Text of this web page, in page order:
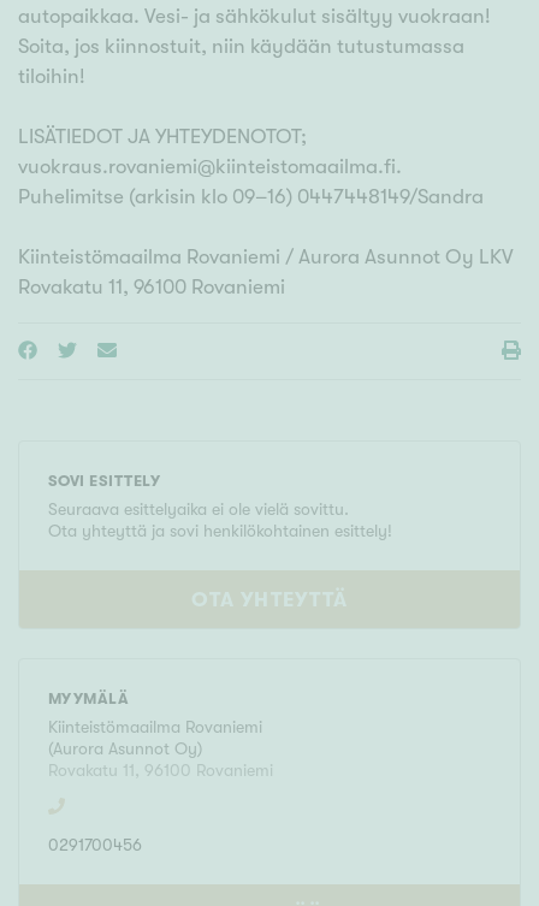
autopaikkaa. Vesi- ja sähkökulut sisältyy vuokraan!
Soita, jos kiinnostuit, niin käydään tutustumassa
tiloihin!
LISÄTIEDOT JA YHTEYDENOTOT;
vuokraus.rovaniemi@kiinteistomaailma.fi.
Puhelimitse (arkisin klo 09–16) 0447448149/Sandra
Kiinteistömaailma Rovaniemi / Aurora Asunnot Oy LKV
SOVI ESITTELY
Seuraava esittelyaika ei ole vielä sovittu.
Ota yhteyttä ja sovi henkilökohtainen esittely!
OTA YHTEYTTÄ
MYYMÄLÄ
Kiinteistömaailma Rovaniemi
(Aurora Asunnot Oy)
Rovakatu 11 , 96100 Rovaniemi
0291700456